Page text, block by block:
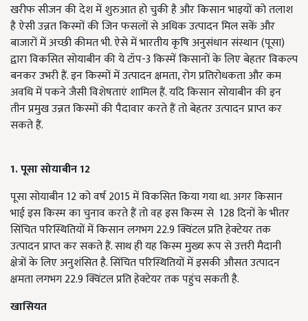
खरीफ सीजन की देश में शुरुआत हो चुकी है और किसान भाइयों को तलाश
है ऐसी उन्नत किस्मों की जिन फसलों से अधिक उत्पादन मिल सकें और
बाजारों में अच्छी कीमत भी. ऐसे में भारतीय कृषि अनुसंधान संस्थान (पूसा)
द्वारा विकसित सोयाबीन की ये टॉप-3 किस्में किसानों के लिए बेहतर विकल्प
बनकर उभरी हैं. इन किस्मों में उत्पादन क्षमता, रोग प्रतिरोधकता और कम
अवधि में पकने जैसी विशेषताएं शामिल हैं. यदि किसान सोयाबीन की इन
तीन प्रमुख उन्नत किस्मों की पैदावार करते हैं तो बेहतर उत्पादन प्राप्त कर
सकते हैं.
1. पूसा सोयाबीन 12
पूसा सोयाबीन 12 को वर्ष 2015 में विकसित किया गया था. अगर किसान
भाई इस किस्म का चुनाव करते हैं तो वह इस किस्म से 128 दिनों के भीतर
सिंचित परिस्थितियों में किसान लगभग 22.9 क्विंटल प्रति हेक्टेयर तक
उत्पादन प्राप्त कर सकते हैं. साथ ही यह किस्म मुख्य रूप से उत्तरी मैदानी
क्षेत्रों के लिए अनुशंसित है. सिंचित परिस्थितियों में इसकी औसत उत्पादन
क्षमता लगभग 22.9 क्विंटल प्रति हेक्टेयर तक पहुंच सकती है.
खासियत